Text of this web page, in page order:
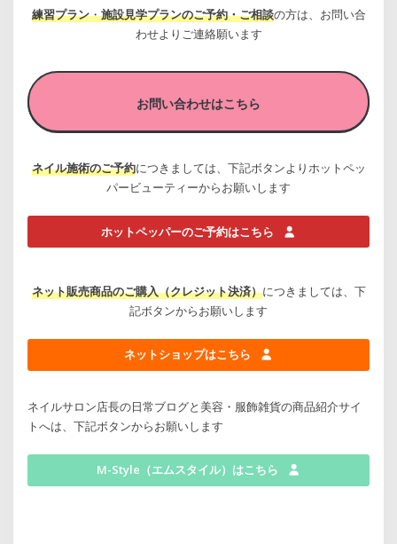
練習プラン・施設見学プランのご予約・ご相談の方は、お問い合
わせよりご連絡願います
お問い合わせはこちら
ネイル施術のご予約につきましては、下記ボタンよりホットペッ
パービューティーからお願いします
ホットペッパーのご予約はこちら
ネット販売商品のご購入（クレジット決済）につきましては、下
記ボタンからお願いします
ネットショップはこちら
ネイルサロン店長の日常ブログと美容・服飾雑貨の商品紹介サイ
トへは、下記ボタンからお願いします
M-Style（エムスタイル）はこちら